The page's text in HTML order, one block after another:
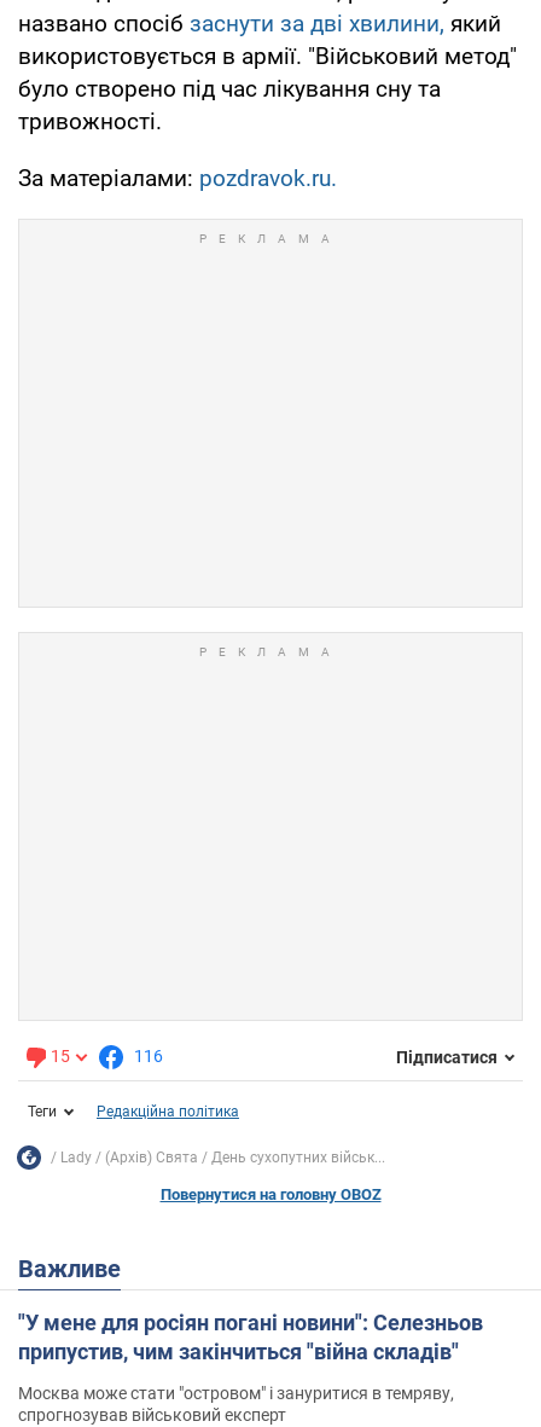
названо спосіб заснути за дві хвилини, який
використовується в армії. "Військовий метод"
було створено під час лікування сну та
тривожності.
За матеріалами: pozdravok.ru.
15 116 Підписатися
Теги Редакційна політика
Lady (Архів) Свята День сухопутних військ...
Повернутися на головну OBOZ
Важливе
"У мене для росіян погані новини": Селезньов
припустив, чим закінчиться "війна складів"
Москва може стати "островом" і зануритися в темряву,
спрогнозував військовий експерт